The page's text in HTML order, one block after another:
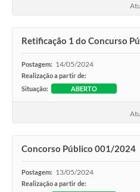
Retificação 1 do Concurso
Postagem: 14/05/2024
Realização a partir de:
Situação:
ABERTO
Concorso Público 001/2024
Postagem: 13/05/2024
Realização a partir de: